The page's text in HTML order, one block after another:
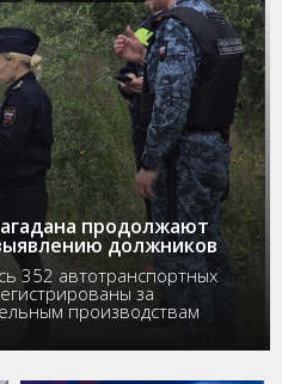
продолжают
должников
352 автотранспортных
за
производствам